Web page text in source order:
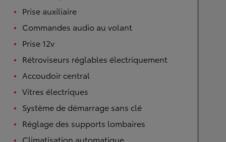
Prise auxiliaire
Commandes audio au volant
Prise 12v
Rétroviseurs réglables électriquement
Accoudoir central
Vitres électriques
Système de démarrage sans clé
Réglage des supports lombaires
Climatisation automatique